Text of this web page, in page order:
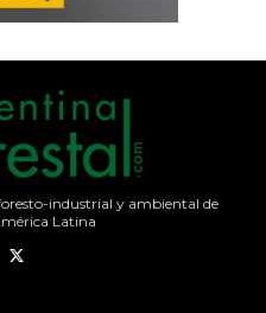
industrial y ambiental de
Latina